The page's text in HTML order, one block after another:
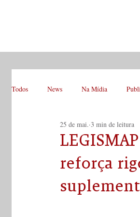
Todos News Na Mídia
reforça
25 de mai. 3 min de leitura